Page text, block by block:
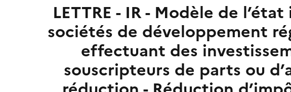
LETTRE - IR - Modèle de
sociétés de développement
effectuant des
souscripteurs de parts ou